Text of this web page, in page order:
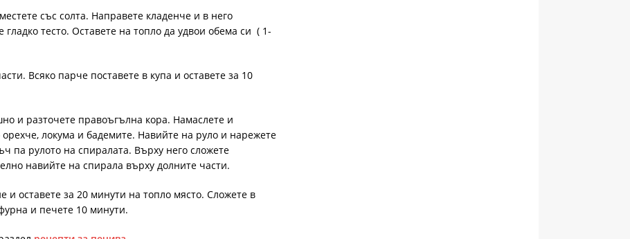
със солта. Направете кладенче и в него
тесто. Оставете на топло да удвои обема си ( 1-
Всяко парче поставете в купа и оставете за 10
и разточете правоъгълна кора. Намаслете и
локума и бадемите. Навийте на руло и нарежете
па рулото на спиралата. Върху него сложете
навийте на спирала върху долните части.
оставете за 20 минути на топло място. Сложете в
и печете 10 минути.